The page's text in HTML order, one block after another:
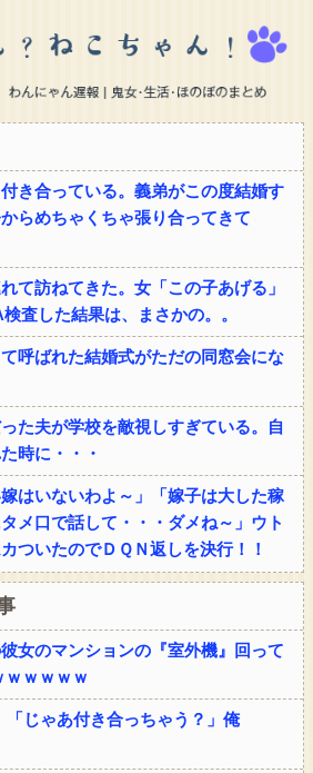
き合っている。義弟がこの度結婚す
らめちゃくちゃ張り合ってきて
て訪ねてきた。女「この子あげる」
した結果は、まさかの。。
呼ばれた結婚式がただの同窓会にな
た夫が学校を敵視しすぎている。自
時に・・・
はいないわよ～」「嫁子は大した稼
メ口で話して・・・ダメね～」ウト
ついたのでＤＱＮ返しを決行！！
女のマンションの『室外機』回って
ｗｗｗｗ
「じゃあ付き合っちゃう？」俺